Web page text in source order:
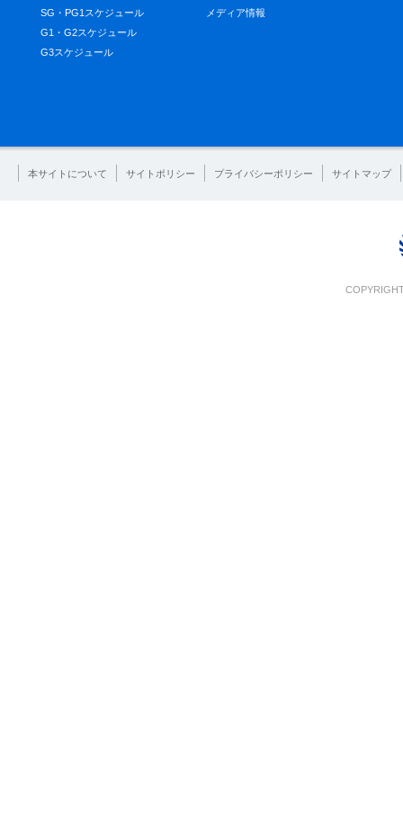
SG・PG1スケジュール
G1・G2スケジュール
G3スケジュール
メディア情報
本サイトについて サイトポリシー プライバシーポリシー サイトマップ